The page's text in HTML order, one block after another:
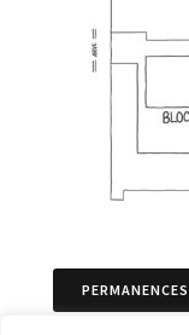
PERMANENCES